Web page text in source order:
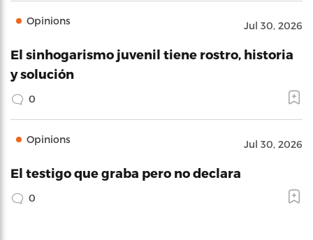
Opinions Jul 30, 2026
El sinhogarismo juvenil tiene rostro, historia
y solución
0
Opinions Jul 30, 2026
El testigo que graba pero no declara
0